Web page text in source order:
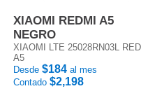
XIAOMI REDMI A5
NEGRO
XIAOMI LTE 25028RN03L
A5
Desde $184 al mes
Contado $2,198